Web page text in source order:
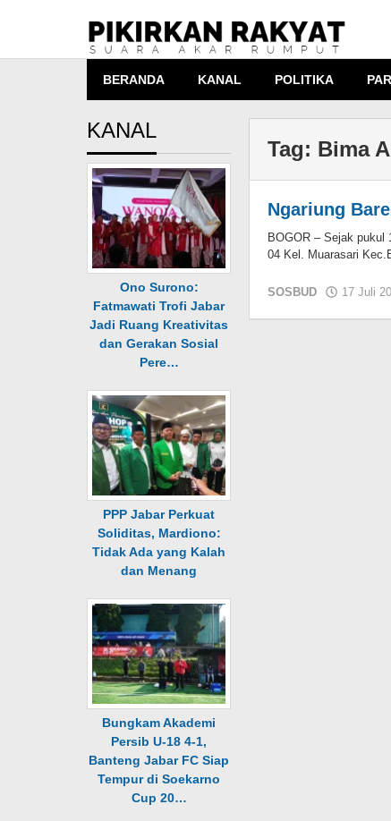
BERANDA KANAL POLITIKA
KANAL
Ono Surono:
Fatmawati Trofi Jabar
Jadi Ruang Kreativitas
dan Gerakan Sosial
Pere…
PPP Jabar Perkuat
Soliditas, Mardiono:
Tidak Ada yang Kalah
dan Menang
Bungkam Akademi
Persib U-18 4-1,
Banteng Jabar FC Siap
Tempur di Soekarno
Cup 20…
Tag: Bima
Ngariung
BOGOR – Sejak pukul
04 Kel. Muarasari
SOSBUD 17 Juli